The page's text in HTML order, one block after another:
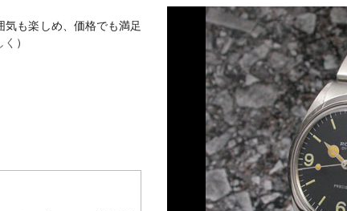
気も楽しめ、価格でも満足
）